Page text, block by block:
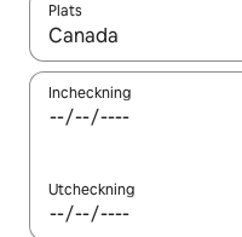
Plats
När resultaten är
Incheckning
Utcheckning